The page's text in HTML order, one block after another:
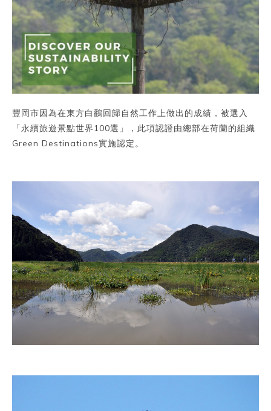
豐岡市因為在東方白鸛回歸自然工作上做出的成績，被選入
「永續旅遊景點世界100選」，此項認證由總部在荷蘭的組織
Green Destinations實施認定。